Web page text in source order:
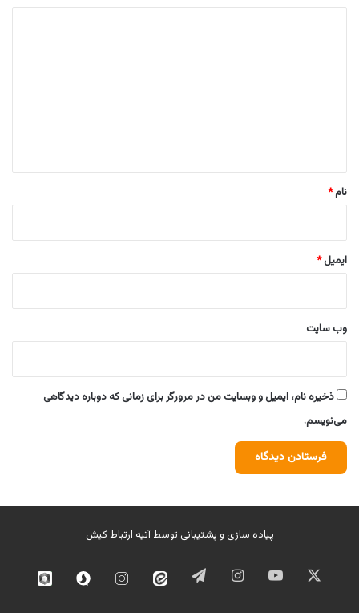
نام*
ایمیل*
وب‌ سایت
ذخیره نام، ایمیل و وبسایت من در مرورگر برای زمانی که دوباره دیدگاهی
می‌نویسم.
پیاده سازی و پشتیبانی توسطآتیه ارتباط کیش
ایکس یوتیوب اینستاگرامتلگرام ایتا
اینستاگرامسروش